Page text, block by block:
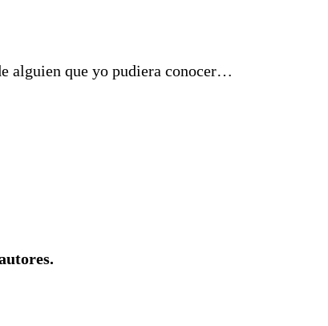
alguien que yo pudiera conocer…